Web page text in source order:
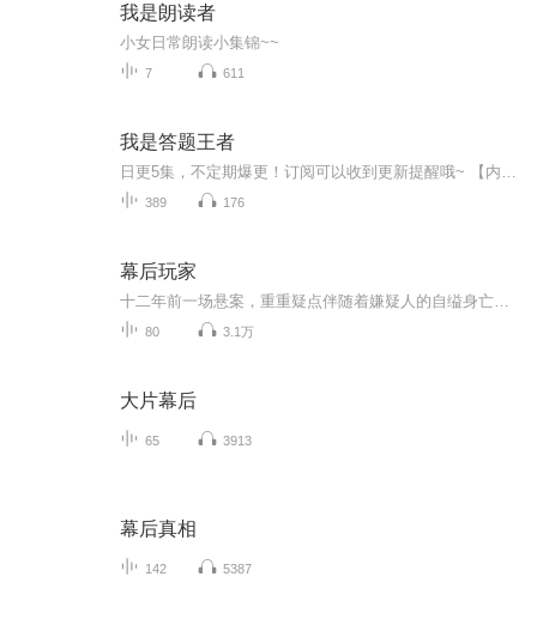
我是朗读者
小女日常朗读小集锦~~
7 611
我是答题王者
389 176
幕后玩家
80 3.1万
大片幕后
65 3913
幕后真相
142 5387